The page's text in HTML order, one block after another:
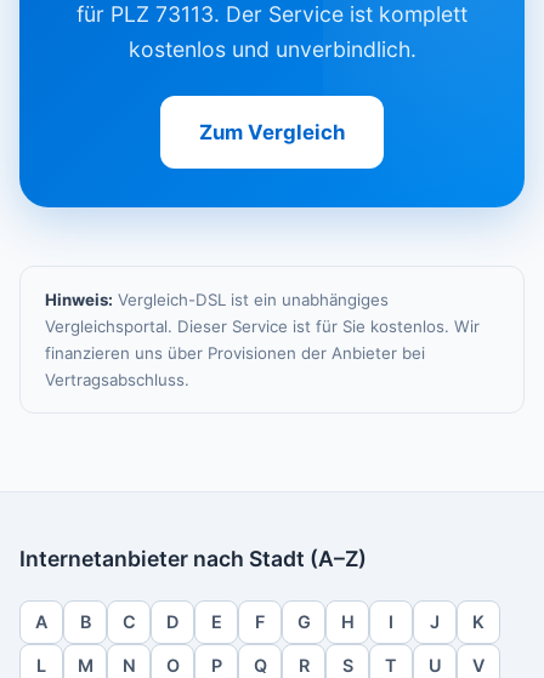
für PLZ 73113. Der Service ist komplett
kostenlos und unverbindlich.
Zum Vergleich
Hinweis: Vergleich-DSL ist ein unabhängiges
Vergleichsportal. Dieser Service ist für Sie kostenlos. Wir
finanzieren uns über Provisionen der Anbieter bei
Vertragsabschluss.
Internetanbieter nach Stadt (A–Z)
A B C D E F G H I J K
L M N O P Q R S T U V